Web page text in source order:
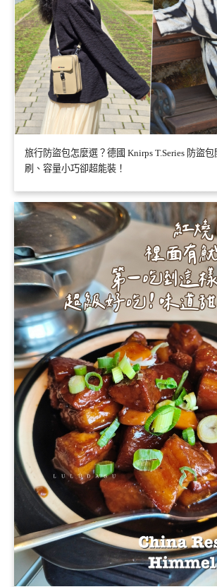
旅行防盜包怎麼選？德國 Knirps T.Series 防盜
刷、容量小巧卻超能裝！